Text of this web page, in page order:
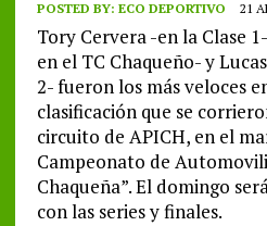
POSTED BY: ECO DEPORTIVO 21
Tory Cervera -en la Clase
en el TC Chaqueño- y
2- fueron los más veloces
clasificación que se
circuito de APICH, en el
Campeonato de
Chaqueña”. El domingo
con las series y finales.